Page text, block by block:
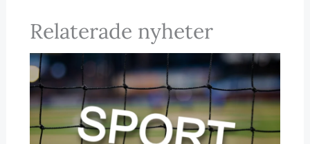
Relaterade nyheter